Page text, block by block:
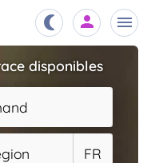
disponibles
FR